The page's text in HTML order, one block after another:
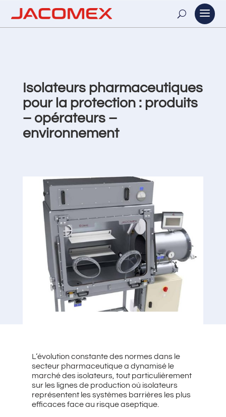
Isolateurs pharmaceutiques
pour la protection : produits
– opérateurs –
environnement
L’évolution constante des normes dans le
secteur pharmaceutique a dynamisé le
marché des isolateurs, tout particulièrement
sur les lignes de production où isolateurs
représentent les systèmes barrières les plus
efficaces face au risque aseptique.